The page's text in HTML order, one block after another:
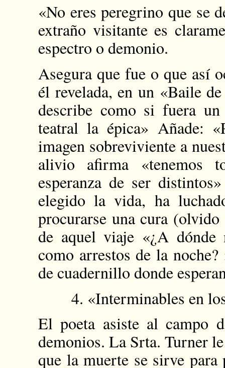
«No eres peregrino que se
extraño visitante es
espectro o demonio.
Asegura que fue o que así
él revelada, en un «Baile
describe como si fuera
teatral la épica» Añade:
imagen sobreviviente a
alivio afirma «tenemos
esperanza de ser
elegido la vida, ha
procurarse una cura
de aquel viaje «¿A dónde
como arrestos de la
de cuadernillo donde
4. «Interminables en los
El poeta asiste al campo
demonios. La Srta. Turner
que la muerte se sirve